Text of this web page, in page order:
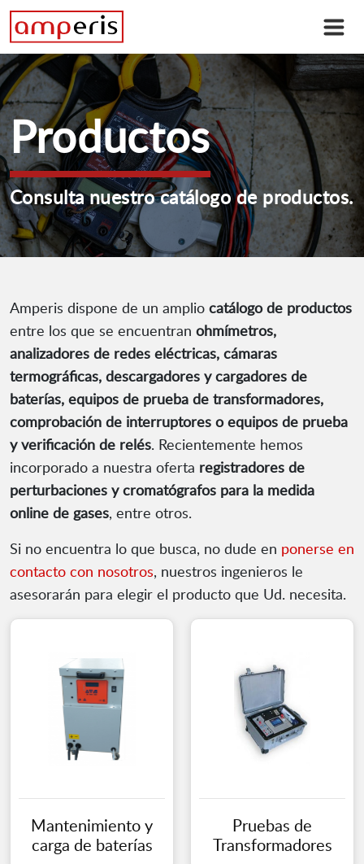
Productos
Consulta nuestro catálogo de productos.
Amperis dispone de un amplio catálogo de productos
entre los que se encuentran ohmímetros,
analizadores de redes eléctricas, cámaras
termográficas, descargadores y cargadores de
baterías, equipos de prueba de transformadores,
comprobación de interruptores o equipos de prueba
y verificación de relés. Recientemente hemos
incorporado a nuestra oferta registradores de
perturbaciones y cromatógrafos para la medida
online de gases, entre otros.
Si no encuentra lo que busca, no dude en ponerse en
contacto con nosotros, nuestros ingenieros le
asesorarán para elegir el producto que Ud. necesita.
Mantenimiento y
carga de baterías
Pruebas de
Transformadores